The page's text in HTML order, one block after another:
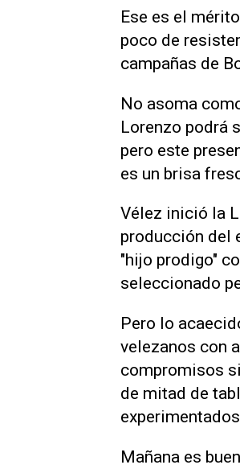
Ese es el
poco de
campañas de
No asoma
Lorenzo podrá
pero este
es un brisa
Vélez inició la
producción del
"hijo prodigo"
seleccionado
Pero lo
velezanos con
compromisos
de mitad de
Mañana es